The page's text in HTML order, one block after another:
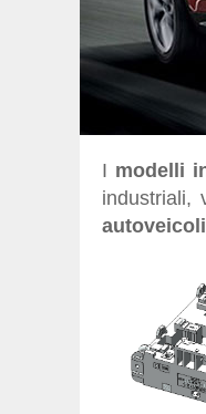
I modelli
industriali,
autoveicoli